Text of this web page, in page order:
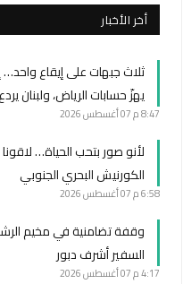
أخر الأخبار
ثلاث جبهات على إيقاع واحد…
يهزّ حسابات الرياض، ولبنان
8:47 م 07 أغسطس 2026
لأنو صور بتحب الحياة…
الكورنيش البحري الجنوبي
6:58 م 07 أغسطس 2026
وقفة تضامنية في مخيم
السفير أشرف دبور
4:17 م 07 أغسطس 2026